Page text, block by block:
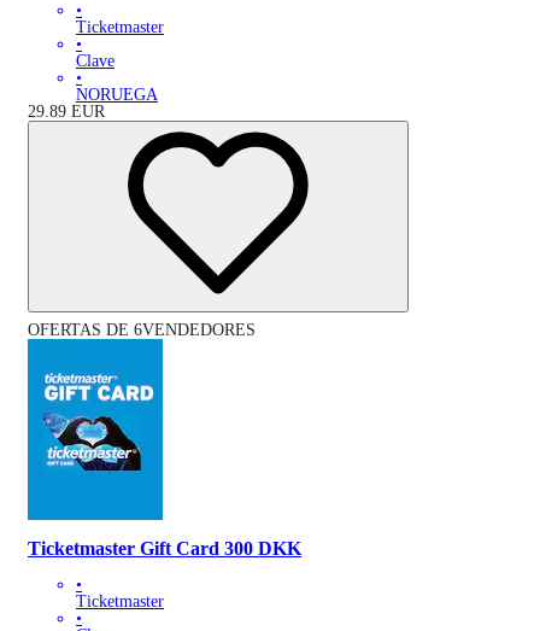
•
Ticketmaster
•
Clave
•
NORUEGA
29.89 EUR
OFERTAS DE 6VENDEDORES
Ticketmaster Gift Card 300 DKK
•
Ticketmaster
•